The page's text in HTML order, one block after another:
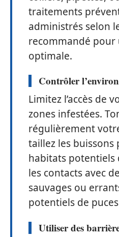
traitements
administrés selon
recommandé pour
optimale.
Contrôler
Limitez l’accès de
zones infestées.
régulièrement
taillez les
habitats potentiels
les contacts avec
sauvages ou
potentiels de
Utiliser des